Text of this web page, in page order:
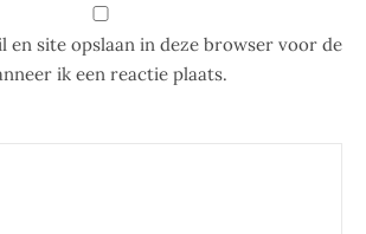
en site opslaan in deze browser voor de
ik een reactie plaats.